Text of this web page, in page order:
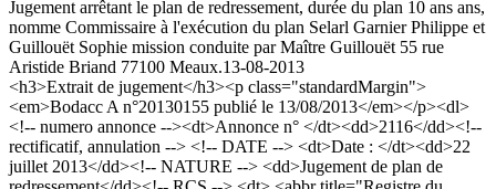
Jugement arrêtant le plan de redressement, durée du plan 10 ans ans,
nomme Commissaire à l'exécution du plan Selarl Garnier Philippe et
Guillouët Sophie mission conduite par Maître Guillouët 55 rue
Aristide Briand 77100 Meaux.13-08-2013
<h3>Extrait de jugement</h3><p class="standardMargin">
<em>Bodacc A n°20130155 publié le 13/08/2013</em></p><dl>
<!-- numero annonce --><dt>Annonce n° </dt><dd>2116</dd><!--
rectificatif, annulation --> <!-- DATE --> <dt>Date : </dt><dd>22
juillet 2013</dd><!-- NATURE --> <dd>Jugement de plan de